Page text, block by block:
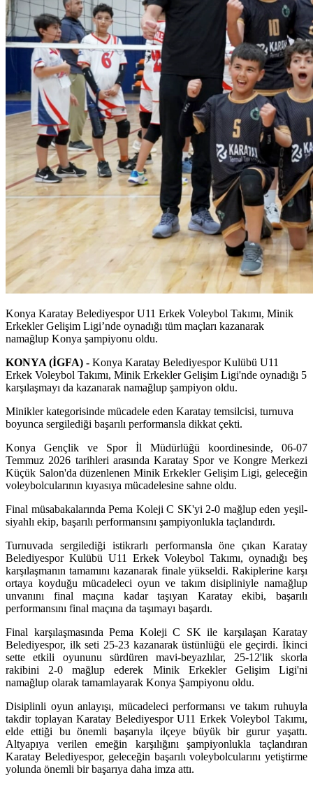
Konya Karatay Belediyespor U11 Erkek Voleybol Takımı, Minik
Erkekler Gelişim Ligi’nde oynadığı tüm maçları kazanarak
namağlup Konya şampiyonu oldu.
KONYA (İGFA) - Konya Karatay Belediyespor Kulübü U11
Erkek Voleybol Takımı, Minik Erkekler Gelişim Ligi'nde oynadığı 5
karşılaşmayı da kazanarak namağlup şampiyon oldu.
Minikler kategorisinde mücadele eden Karatay temsilcisi, turnuva
boyunca sergilediği başarılı performansla dikkat çekti.
Konya Gençlik ve Spor İl Müdürlüğü koordinesinde, 06-07
Temmuz 2026 tarihleri arasında Karatay Spor ve Kongre Merkezi
Küçük Salon'da düzenlenen Minik Erkekler Gelişim Ligi, geleceğin
voleybolcularının kıyasıya mücadelesine sahne oldu.
Final müsabakalarında Pema Koleji C SK'yi 2-0 mağlup eden yeşil-
siyahlı ekip, başarılı performansını şampiyonlukla taçlandırdı.
Turnuvada sergilediği istikrarlı performansla öne çıkan Karatay
Belediyespor Kulübü U11 Erkek Voleybol Takımı, oynadığı beş
karşılaşmanın tamamını kazanarak finale yükseldi. Rakiplerine karşı
ortaya koyduğu mücadeleci oyun ve takım disipliniyle namağlup
unvanını final maçına kadar taşıyan Karatay ekibi, başarılı
performansını final maçına da taşımayı başardı.
Final karşılaşmasında Pema Koleji C SK ile karşılaşan Karatay
Belediyespor, ilk seti 25-23 kazanarak üstünlüğü ele geçirdi. İkinci
sette etkili oyununu sürdüren mavi-beyazlılar, 25-12'lik skorla
rakibini 2-0 mağlup ederek Minik Erkekler Gelişim Ligi'ni
namağlup olarak tamamlayarak Konya Şampiyonu oldu.
Disiplinli oyun anlayışı, mücadeleci performansı ve takım ruhuyla
takdir toplayan Karatay Belediyespor U11 Erkek Voleybol Takımı,
elde ettiği bu önemli başarıyla ilçeye büyük bir gurur yaşattı.
Altyapıya verilen emeğin karşılığını şampiyonlukla taçlandıran
Karatay Belediyespor, geleceğin başarılı voleybolcularını yetiştirme
yolunda önemli bir başarıya daha imza attı.